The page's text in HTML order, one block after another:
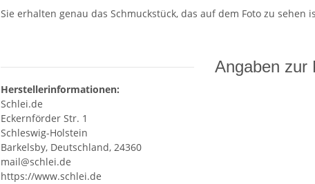
Sie erhalten genau das Schmuckstück, das auf dem Foto zu sehen
Angaben zur
Herstellerinformationen:
Schlei.de
Eckernförder Str. 1
Schleswig-Holstein
Barkelsby, Deutschland, 24360
mail@schlei.de
https://www.schlei.de